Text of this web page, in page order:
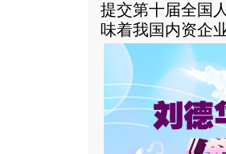
提交第十届全国
味着我国内资企